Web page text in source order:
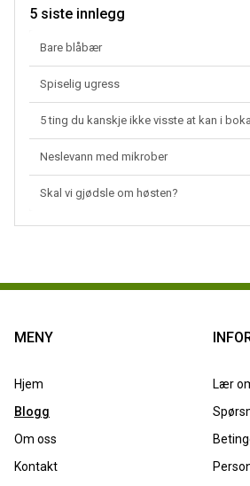
5 siste innlegg
Bare blåbær
Spiselig ugress
5 ting du kanskje ikke visste at kan i
Neslevann med mikrober
Skal vi gjødsle om høsten?
MENY
Hjem
Blogg
Om oss
Kontakt
Lær